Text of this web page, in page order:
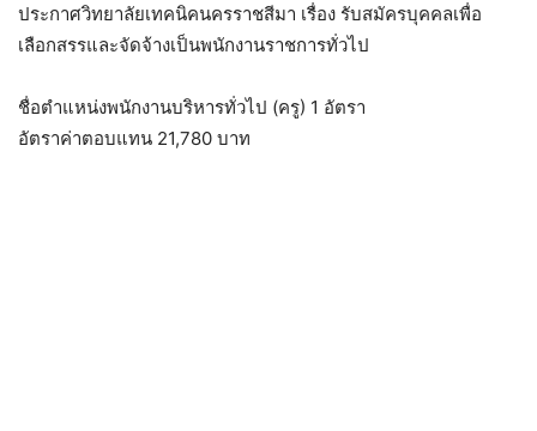
ประกาศวิทยาลัยเทคนิคนครราชสีมา เรื่อง รับสมัครบุคคลเพื่อ
เลือกสรรและจัดจ้างเป็นพนักงานราชการทั่วไป
ชื่อตำแหน่งพนักงานบริหารทั่วไป (ครู) 1 อัตรา
อัตราค่าตอบแทน 21,780 บาท